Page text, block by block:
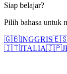
Siap belajar?
Pilih bahasa untuk
🇬🇧INGGRIS
🇮🇹ITALIA🇯🇵